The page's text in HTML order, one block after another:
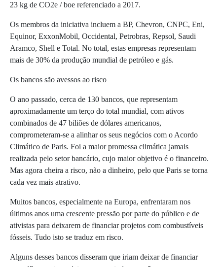
23 kg de CO2e / boe referenciado a 2017.
Os membros da iniciativa incluem a BP, Chevron, CNPC, Eni,
Equinor, ExxonMobil, Occidental, Petrobras, Repsol, Saudi
Aramco, Shell e Total. No total, estas empresas representam
mais de 30% da produção mundial de petróleo e gás.
Os bancos são avessos ao risco
O ano passado, cerca de 130 bancos, que representam
aproximadamente um terço do total mundial, com ativos
combinados de 47 biliões de dólares americanos,
comprometeram-se a alinhar os seus negócios com o Acordo
Climático de Paris. Foi a maior promessa climática jamais
realizada pelo setor bancário, cujo maior objetivo é o financeiro.
Mas agora cheira a risco, não a dinheiro, pelo que Paris se torna
cada vez mais atrativo.
Muitos bancos, especialmente na Europa, enfrentaram nos
últimos anos uma crescente pressão por parte do público e de
ativistas para deixarem de financiar projetos com combustíveis
fósseis. Tudo isto se traduz em risco.
Alguns desses bancos disseram que iriam deixar de financiar